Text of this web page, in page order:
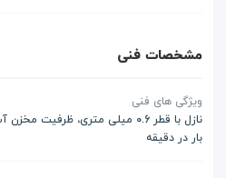
مشخصات فنی
ویژگی های فنی
بار در دقیقه